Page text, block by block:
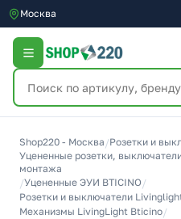
Москва
Shop220 - Москва /Розетки и
Уцененные розетки,
монтажа
/Уцененные ЭУИ BTICINO /
Розетки и выключатели
Механизмы LivingLight Bticino/